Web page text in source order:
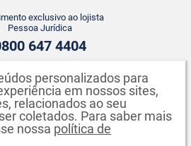
WHATSAPP
43 3142-2149
exclusivo ao lojista
Pessoa Jurídica
647 4404
personalizados para
em nossos sites,
relacionados ao seu
coletados. Para saber mais
nossa política de